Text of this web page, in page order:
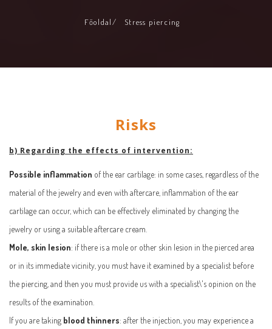
Főoldal/ Stress piercing
Risks
b) Regarding the effects of intervention:
Possible inflammation of the ear cartilage: in some cases, regardless of the
material of the jewelry and even with aftercare, inflammation of the ear
cartilage can occur, which can be effectively eliminated by changing the
jewelry or using a suitable aftercare cream.
Mole, skin lesion: if there is a mole or other skin lesion in the pierced area
or in its immediate vicinity, you must have it examined by a specialist before
the piercing, and then you must provide us with a specialist\'s opinion on the
results of the examination.
If you are taking blood thinners: after the injection, you may experience a